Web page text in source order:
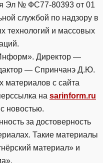
Эл № ФС77-80393 от 01
службой по надзору в
технологий и массовых
Директор —
— Спринчанэ Д.Ю.
материалов с сайта
на sarinform.ru
новостью.
за достоверность
Такие материалы
материал» и